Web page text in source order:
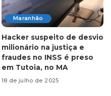
Maranhão
Hacker suspeito de desvio
milionário na justiça e
fraudes no INSS é preso
em Tutoia, no MA
18 de julho de 2025